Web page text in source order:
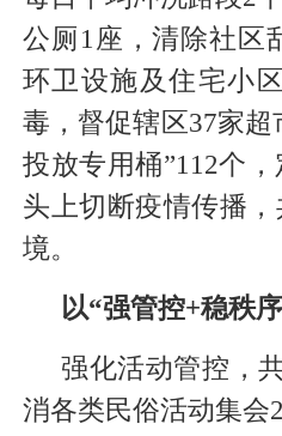
公厕1座，清除社区
环卫设施及住宅小
毒，督促辖区37家
投放专用桶”112个
头上切断疫情传播
境。
以“强管控+稳秩
强化活动管控，
消各类民俗活动集会